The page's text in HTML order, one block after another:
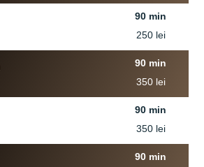
90 min
250 lei
90 min
350 lei
90 min
350 lei
90 min